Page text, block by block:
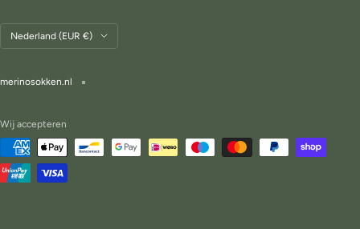
Land/regio
Nederland (EUR €)
merinosokken.nl
Wij accepteren